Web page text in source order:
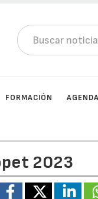
FORMACIÓN AGENDA
2023